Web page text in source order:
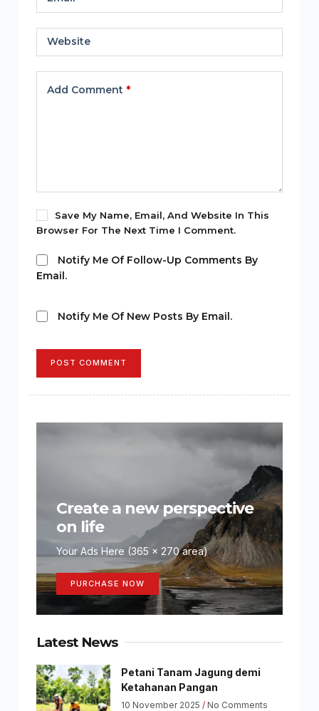
Website
Add Comment *
Save My Name, Email, And Website In This
Browser For The Next Time I Comment.
Notify Me Of Follow-Up Comments By
Email.
Notify Me Of New Posts By Email.
POST COMMENT
Create a new perspective
on life
Your Ads Here (365 x 270 area)
PURCHASE NOW
Latest News
Petani Tanam Jagung demi
Ketahanan Pangan
10 November 2025 No Comments